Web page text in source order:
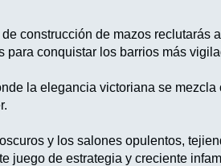
construcción de mazos
para conquistar los barrios más
la elegancia victoriana se
y los salones opulentos,
juego de estrategia y creciente